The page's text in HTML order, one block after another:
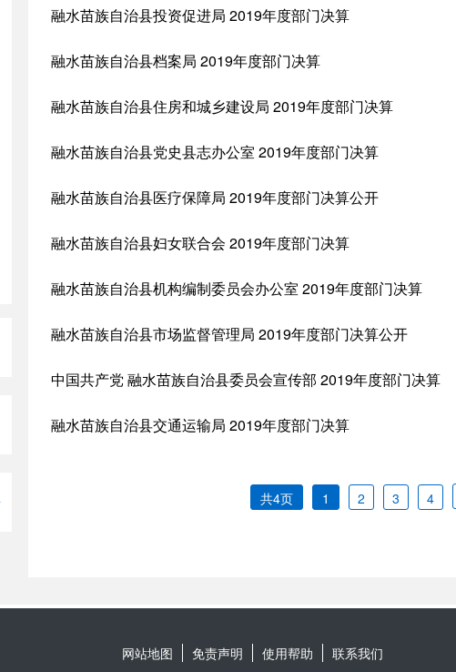
网站地图 免责声明 使用帮助
联系我们